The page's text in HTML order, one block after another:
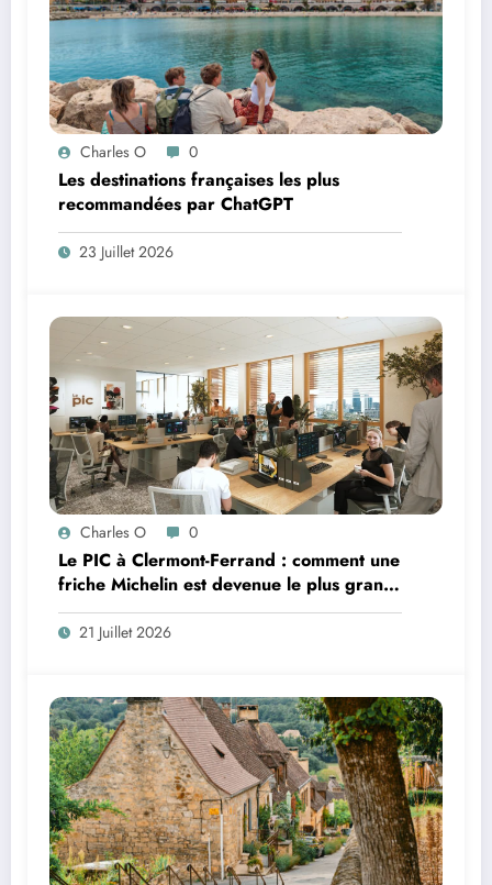
Charles O 0
Les destinations françaises les plus
recommandées par ChatGPT
23 Juillet 2026
Charles O 0
Le PIC à Clermont-Ferrand : comment une
friche Michelin est devenue le plus grand
coworking de France ?
21 Juillet 2026